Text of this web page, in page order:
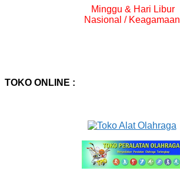
Minggu & Hari Libur
Nasional / Keagamaan
TOKO ONLINE :